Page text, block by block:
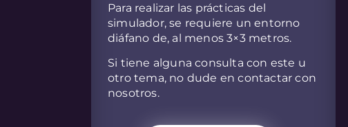
Para realizar las prácticas del
simulador, se requiere un entorno
diáfano de, al menos 3×3 metros.
Si tiene alguna consulta con este u
otro tema, no dude en contactar con
nosotros.